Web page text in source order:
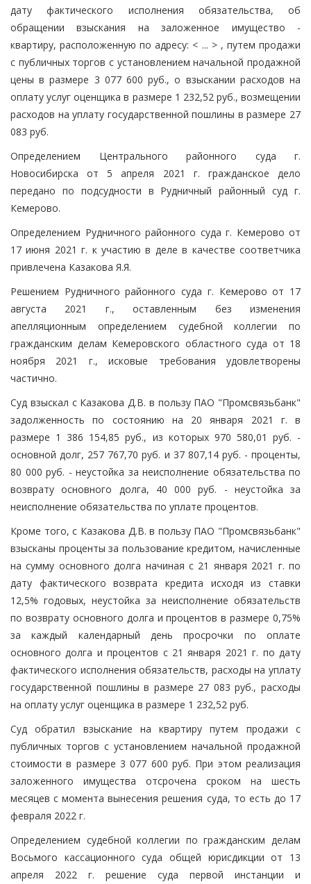
дату фактического исполнения обязательства, об
обращении взыскания на заложенное имущество -
квартиру, расположенную по адресу: < ... > , путем продажи
с публичных торгов с установлением начальной продажной
цены в размере 3 077 600 руб., о взыскании расходов на
оплату услуг оценщика в размере 1 232,52 руб., возмещении
расходов на уплату государственной пошлины в размере 27
083 руб.
Определением Центрального районного суда г.
Новосибирска от 5 апреля 2021 г. гражданское дело
передано по подсудности в Рудничный районный суд г.
Кемерово.
Определением Рудничного районного суда г. Кемерово от
17 июня 2021 г. к участию в деле в качестве соответчика
привлечена Казакова Я.Я.
Решением Рудничного районного суда г. Кемерово от 17
августа 2021 г., оставленным без изменения
апелляционным определением судебной коллегии по
гражданским делам Кемеровского областного суда от 18
ноября 2021 г., исковые требования удовлетворены
частично.
Суд взыскал с Казакова Д.В. в пользу ПАО "Промсвязьбанк"
задолженность по состоянию на 20 января 2021 г. в
размере 1 386 154,85 руб., из которых 970 580,01 руб. -
основной долг, 257 767,70 руб. и 37 807,14 руб. - проценты,
80 000 руб. - неустойка за неисполнение обязательства по
возврату основного долга, 40 000 руб. - неустойка за
неисполнение обязательства по уплате процентов.
Кроме того, с Казакова Д.В. в пользу ПАО "Промсвязьбанк"
взысканы проценты за пользование кредитом, начисленные
на сумму основного долга начиная с 21 января 2021 г. по
дату фактического возврата кредита исходя из ставки
12,5% годовых, неустойка за неисполнение обязательств
по возврату основного долга и процентов в размере 0,75%
за каждый календарный день просрочки по оплате
основного долга и процентов с 21 января 2021 г. по дату
фактического исполнения обязательств, расходы на уплату
государственной пошлины в размере 27 083 руб., расходы
на оплату услуг оценщика в размере 1 232,52 руб.
Суд обратил взыскание на квартиру путем продажи с
публичных торгов с установлением начальной продажной
стоимости в размере 3 077 600 руб. При этом реализация
заложенного имущества отсрочена сроком на шесть
месяцев с момента вынесения решения суда, то есть до 17
февраля 2022 г.
Определением судебной коллегии по гражданским делам
Восьмого кассационного суда общей юрисдикции от 13
апреля 2022 г. решение суда первой инстанции и